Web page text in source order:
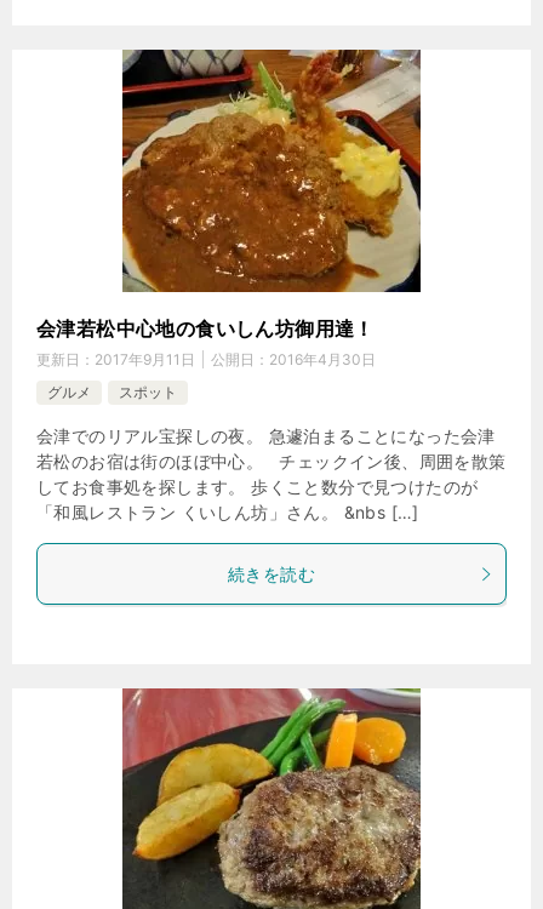
会津若松中心地の食いしん坊御用達！
更新日： 2017年9月11日 公開日： 2016年4月30日
グルメ
スポット
会津でのリアル宝探しの夜。 急遽泊まることになった会津
若松のお宿は街のほぼ中心。 チェックイン後、周囲を散策
してお食事処を探します。 歩くこと数分で見つけたのが
「和風レストラン くいしん坊」さん。 &nbs […]
続きを読む